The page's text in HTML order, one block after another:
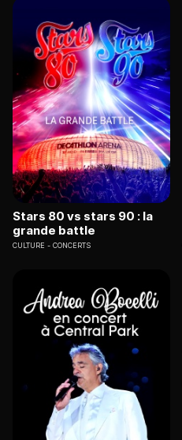
Stars 80 vs stars 90 : la
grande battle
CULTURE CONCERTS